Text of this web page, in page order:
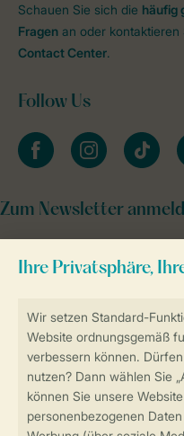
Sicher und schnell
Sichere
Sicheres Bezahlen
Schauen Sie sich die häufig
Fragen an oder kontaktieren
Contact Center.
Follow Us
facebookinstagramtiktok
Zum Newsletter